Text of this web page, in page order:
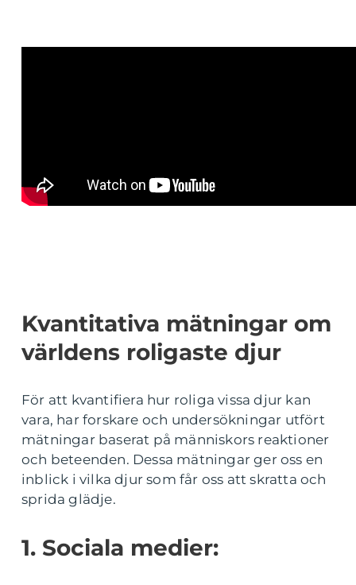
Kvantitativa mätningar om
världens roligaste djur
För att kvantifiera hur roliga vissa djur kan
vara, har forskare och undersökningar utfört
mätningar baserat på människors reaktioner
och beteenden. Dessa mätningar ger oss en
inblick i vilka djur som får oss att skratta och
sprida glädje.
1. Sociala medier: